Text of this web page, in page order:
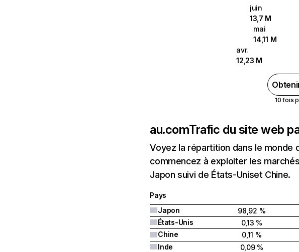
juin
13,7 M
mai
14,11 M
avr.
12,23 M
10 fois
au.comTrafic du site web
Voyez la répartition dans le
commencez à exploiter les
Japon suivi de États-Uniset Chine.
Pays
Japon
98,92 %
États-Unis
0,13 %
Chine
0,11 %
Inde
0,09 %